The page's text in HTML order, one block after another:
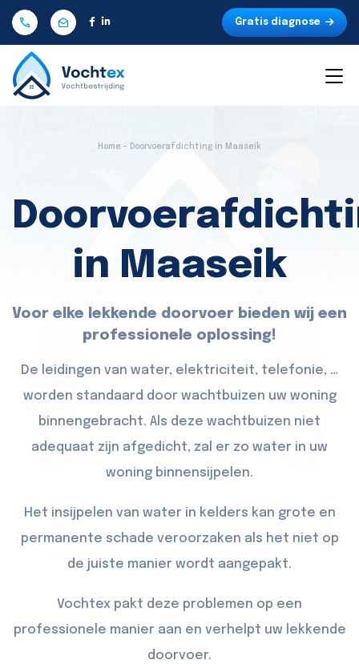
Gratis diagnose
Home - Doorvoerafdichting in Maaseik
in Maaseik
Voor elke lekkende doorvoer bieden wij een
professionele oplossing!
De leidingen van water, elektriciteit, telefonie, …
worden standaard door wachtbuizen uw woning
binnengebracht. Als deze wachtbuizen niet
adequaat zijn afgedicht, zal er zo water in uw
woning binnensijpelen.
Het insijpelen van water in kelders kan grote en
permanente schade veroorzaken als het niet op
de juiste manier wordt aangepakt.
Vochtex pakt deze problemen op een
professionele manier aan en verhelpt uw lekkende
doorvoer.